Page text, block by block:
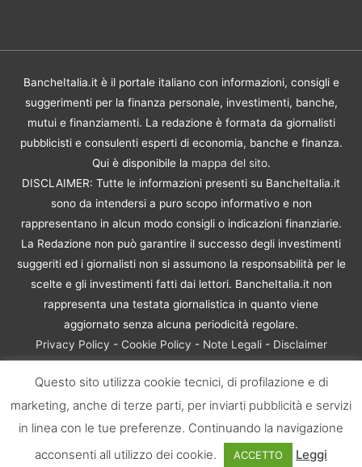
BancheItalia.it è il portale italiano con informazioni, consigli e
suggerimenti per la finanza personale, investimenti, banche,
mutui e finanziamenti. La redazione è formata da giornalisti
pubblicisti e consulenti esperti di economia, banche e finanza.
Qui è disponibile la mappa del sito.
DISCLAIMER: Tutte le informazioni presenti su BancheItalia.it
sono da intendersi a puro scopo informativo e non
rappresentano in alcun modo consigli o indicazioni finanziarie.
La Redazione non può garantire il successo degli investimenti
suggeriti ed i giornalisti non si assumono la responsabilità per le
scelte e gli investimenti fatti dai lettori. BancheItalia.it non
rappresenta una testata giornalistica in quanto viene
aggiornato senza alcuna periodicità regolare.
Privacy Policy - Cookie Policy - Note Legali- Disclaimer
Rischio Investimenti
BancheItalia.it Copyright © 2021. Tutti i diritti sono riservati. |
P.IVA 10673901004 | Contenuti di proprietà di BancheItalia.it:
non sono riproducibili, neanche parzialmente, senza esplicita
Questo sito utilizza cookie tecnici, di profilazione e di
marketing, anche di terze parti, per inviarti pubblicità e servizi
in linea con le tue preferenze. Continuando la navigazione
acconsenti all utilizzo dei cookie.
ACCETTO Leggi